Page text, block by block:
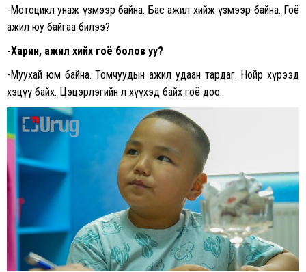
-Мотоцикл унаж үзмээр байна. Бас ажил хийж үзмээр байна. Гоё
ажил юу байгаа билээ?
-Харин, ажил хийх гоё болов уу?
-Муухай юм байна. Томчуудын ажил удаан тардаг. Нойр хүрээд
хэцүү байх. Цэцэрлэгийн л хүүхэд байх гоё доо.